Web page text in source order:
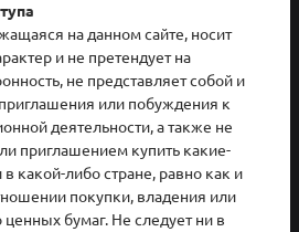
нарушениях Кодекса
фактах коррупции, дискриминации,
иных нарушениях
по WhatsApp
на данном сайте, носит
и не претендует на
не представляет собой и
или побуждения к
деятельности, а также не
приглашением купить какие-
какой-либо стране, равно как и
покупки, владения или
бумаг. Не следует ни в